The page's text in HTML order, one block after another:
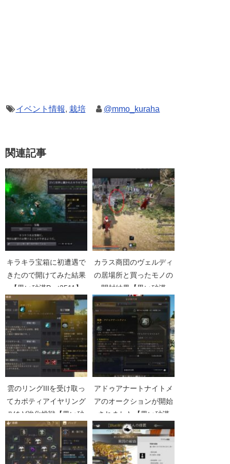
イベント情報, 栽培 @mmo_kuraha
関連記事
キラキラ宝箱に初遭遇で
きたので開けてみた結果
【黒い砂漠Part2511】
カラス商団のヴェルディ
の居場所と買ったモノの
開封結果【黒い砂漠
Part4273】
雲のリングIIIを受け取っ
てカポティアイヤリング
IVをV強化挑戦【黒い砂
漠Part4138】
アドゥアナートナイトメ
アのオークションが開始
されました【黒い砂漠
Part1886】